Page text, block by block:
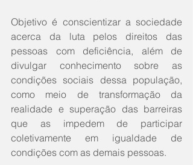
Objetivo é conscientizar a sociedade
acerca da luta pelos direitos das
pessoas com deficiência, além de
divulgar conhecimento sobre as
condições sociais dessa população,
como meio de transformação da
realidade e superação das barreiras
que as impedem de participar
coletivamente em igualdade de
condições com as demais pessoas.